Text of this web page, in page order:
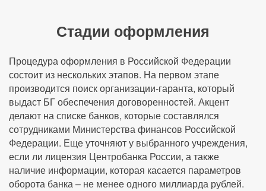
Стадии оформления
Процедура оформления в Российской Федерации
состоит из нескольких этапов. На первом этапе
производится поиск организации-гаранта, который
выдаст БГ обеспечения договоренностей. Акцент
делают на списке банков, которые составлялся
сотрудниками Министерства финансов Российской
Федерации. Еще уточняют у выбранного учреждения,
если ли лицензия Центробанка России, а также
наличие информации, которая касается параметров
оборота банка – не менее одного миллиарда рублей.